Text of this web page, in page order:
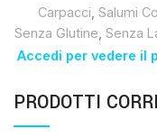
Carpacci, Salumi
Senza Glutine, Senza
Accedi per vedere il
PRODOTTI